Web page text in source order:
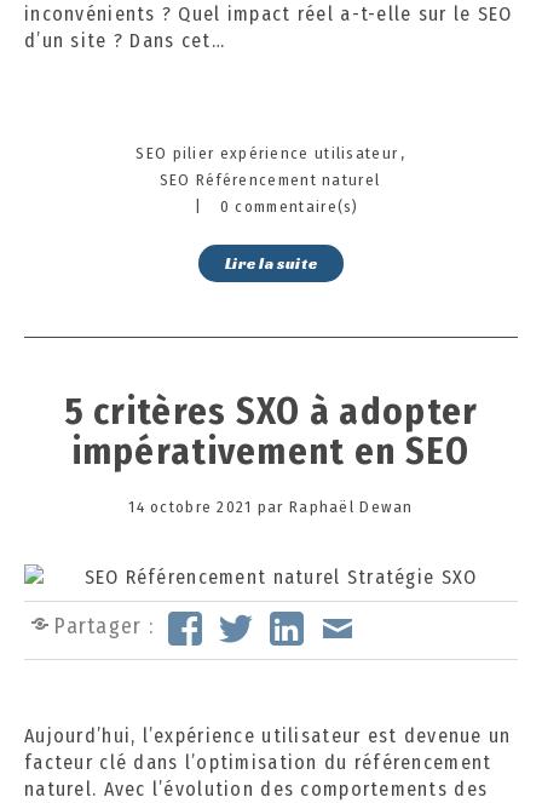
inconvénients ? Quel impact réel a-t-elle sur le SEO
d’un site ? Dans cet…
Categories
SEO pilier expérience utilisateur
SEO Référencement naturel
0 commentaire(s)
Lire la suite
5 critères SXO à adopter
impérativement en SEO
Posted
14 octobre 2021 2
c
2
0
par Raphaël Dewan
Partager :
Aujourd’hui, l’expérience utilisateur est devenue un
facteur clé dans l’optimisation du référencement
naturel. Avec l’évolution des comportements des